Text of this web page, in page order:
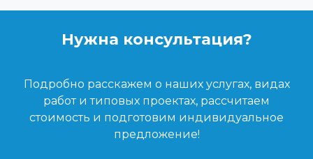
Нужна консультация?
Подробно расскажем о наших услугах, видах
работ и типовых проектах, рассчитаем
стоимость и подготовим индивидуальное
предложение!